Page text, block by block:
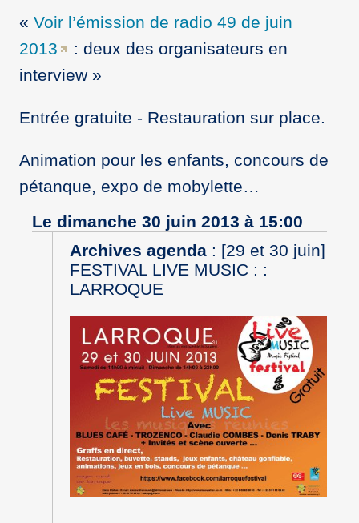
Voir l’émission de radio 49 de juin
2013
: deux des organisateurs en
interview
Entrée gratuite - Restauration sur place.
Animation pour les enfants, concours de
pétanque, expo de mobylette…
Le dimanche 30 juin 2013 à 15:00
Archives agenda: [29 et 30 juin]
FESTIVAL LIVE MUSIC : :
LARROQUE